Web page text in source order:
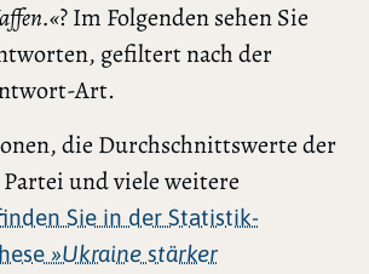
? Im Folgenden sehen Sie
gefiltert nach der
Art.
die Durchschnittswerte der
und viele weitere
Sie in der Statistik-
»Ukraine stärker